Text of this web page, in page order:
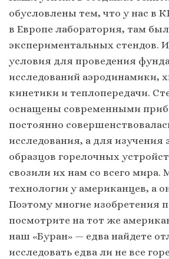
обусловлены тем, что у нас в
в Европе лаборатория, там
экспериментальных стендов.
условия для проведения
исследований аэродинамики,
кинетики и теплопередачи.
оснащены современными
постоянно
исследования, а для
образцов горелочных
свозили их нам со всего мира.
технологии у американцев, а
Поэтому многие изобретения
посмотрите на тот же
наш «Буран» — едва найдете
исследовать едва ли не все